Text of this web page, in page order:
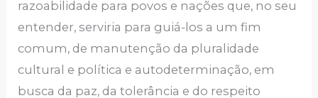
razoabilidade para povos e nações que, no seu
entender, serviria para guiá-los a um fim
comum, de manutenção da pluralidade
cultural e política e autodeterminação, em
busca da paz, da tolerância e do respeito